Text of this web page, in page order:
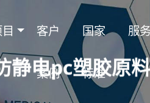
客户
案例
国家
标准
服
静电pc塑胶原